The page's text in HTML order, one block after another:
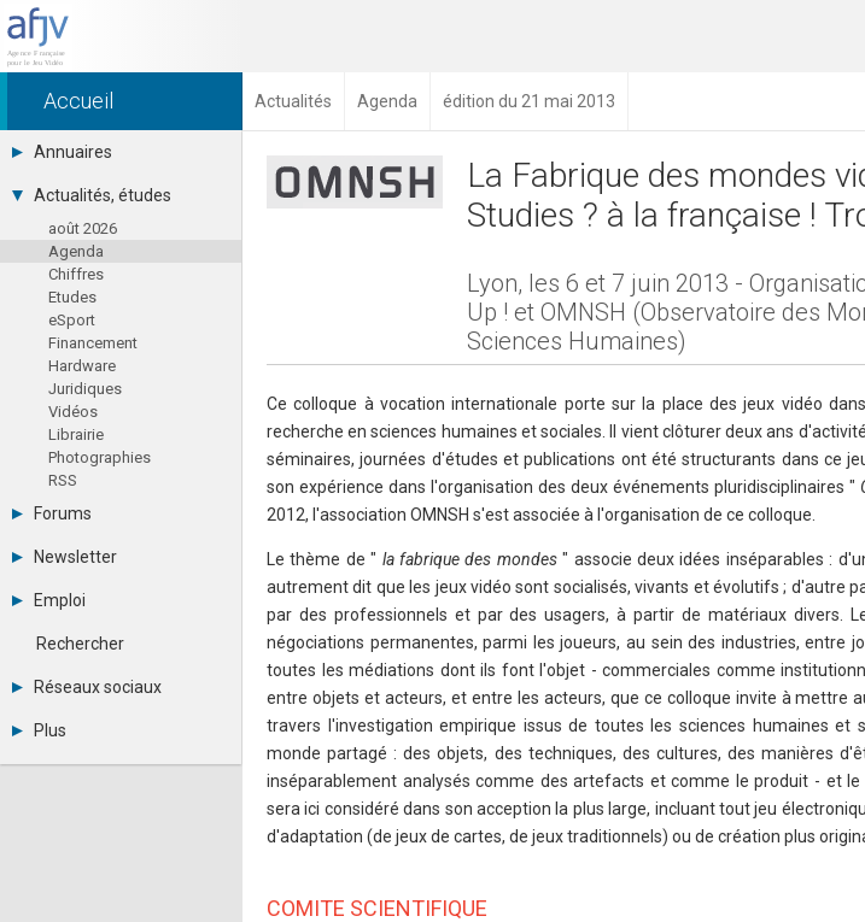
Accueil Actualités Agenda édition du 21 mai 2013
Annuaires
Toutes les sociétés (691)
Studios (418)
Editeurs (49)
Distributeurs (16)
Hard. / Accessoires (10)
Middlewares (15)
Prestataires (99)
Assoc. / Syndicats (21)
Formations / Ecoles (46)
Presse spécialisée (17)
Actualités, études
août 2026
Agenda
Chiffres
Etudes
eSport
Financement
Hardware
Juridiques
Vidéos
Librairie
Photographies
RSS
Forums
Tous les forums
Se connecter
Messages privés
Contacter un modérateur
Newsletter
Archives
Abonnement
Emploi
Consulter les annonces
Observatoire de l'emploi
Rechercher
Réseaux sociaux
LinkedIn
Plus
Annonceurs
La Fabrique des mondes
Studies ? à la française !
Lyon, les 6 et 7 juin 2013 -
Up ! et OMNSH (Observatoire des
Sciences Humaines)
Ce colloque à vocation internationale porte sur la place des jeux vidéo
recherche en sciences humaines et sociales. Il vient clôturer deux ans
séminaires, journées d'études et publications ont été structurants dans ce
son expérience dans l'organisation des deux événements pluridisciplinaires "
2012, l'association OMNSH s'est associée à l'organisation de ce colloque.
Le thème de " la fabrique des mondes" associe deux idées inséparables :
autrement dit que les jeux vidéo sont socialisés, vivants et évolutifs ; d'autre
par des professionnels et par des usagers, à partir de matériaux divers.
négociations permanentes, parmi les joueurs, au sein des industries, entre
toutes les médiations dont ils font l'objet - commerciales comme
entre objets et acteurs, et entre les acteurs, que ce colloque invite à mettre
travers l'investigation empirique issus de toutes les sciences humaines et
monde partagé : des objets, des techniques, des cultures, des manières
inséparablement analysés comme des artefacts et comme le produit - et
sera ici considéré dans son acception la plus large, incluant tout jeu
d'adaptation (de jeux de cartes, de jeux traditionnels) ou de création plus
COMITE SCIENTIFIQUE